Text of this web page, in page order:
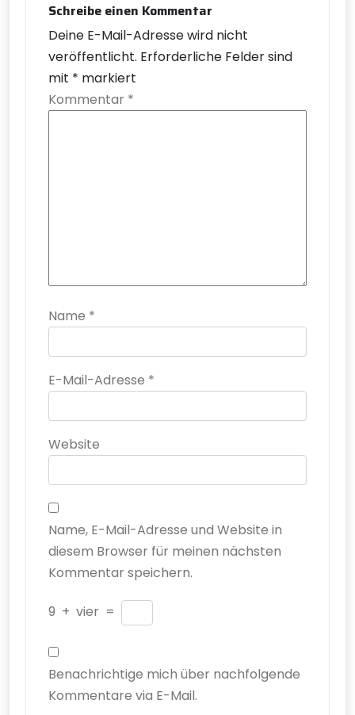
Schreibe einen Kommentar
Deine E-Mail-Adresse wird nicht
veröffentlicht. Erforderliche Felder sind
mit * markiert
Kommentar *
Name *
E-Mail-Adresse *
Website
Name, E-Mail-Adresse und Website in
diesem Browser für meinen nächsten
Kommentar speichern.
9 + vier =
Benachrichtige mich über nachfolgende
Kommentare via E-Mail.